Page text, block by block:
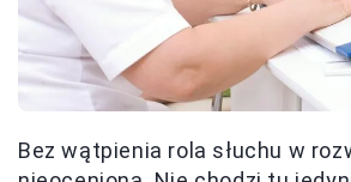
Bez wątpienia rola słuchu w